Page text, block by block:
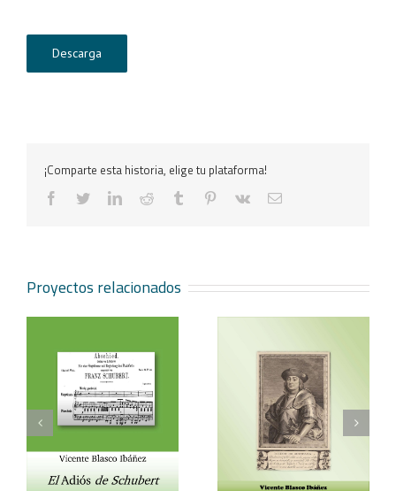
Descarga
¡Comparte esta historia, elige tu plataforma!
facebooktwitterlinkedinreddit tumblr pinterest
vk
Correo
Proyectos relacionados
Vicente Blasco Ibáñez,
Hugo de Moncada
Aventura veneciana y
otros cuentos